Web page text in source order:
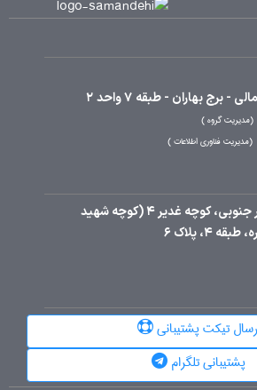
بهاران - طبقه 7 واحد 2
مدیریت گروه
مدیریت فناوری اطلاعات
البرز، نظرآباد، الغدیر جنوبی، کوچه غدیر 4 (کوچه شهید
4، پلاک 6
تیکت پشتیبانی
پشتیبانی تلگرام